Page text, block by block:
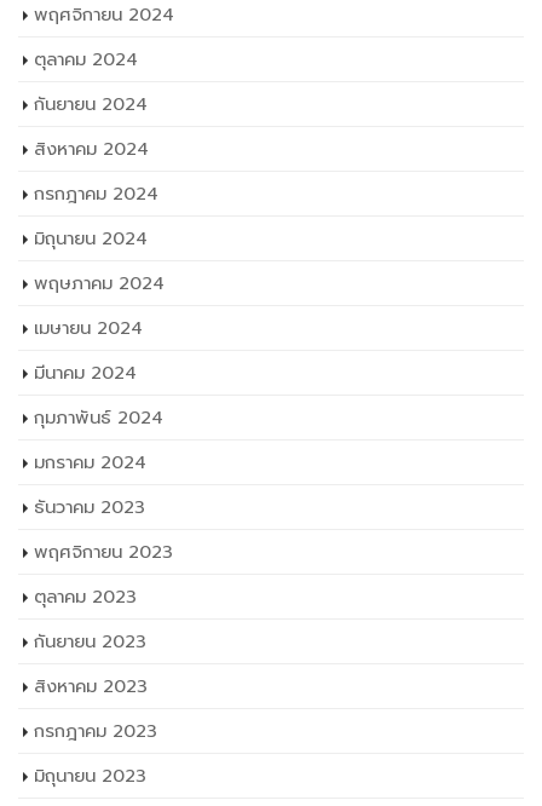
พฤศจิกายน 2024
ตุลาคม 2024
กันยายน 2024
สิงหาคม 2024
กรกฎาคม 2024
มิถุนายน 2024
พฤษภาคม 2024
เมษายน 2024
มีนาคม 2024
กุมภาพันธ์ 2024
มกราคม 2024
ธันวาคม 2023
พฤศจิกายน 2023
ตุลาคม 2023
กันยายน 2023
สิงหาคม 2023
กรกฎาคม 2023
มิถุนายน 2023